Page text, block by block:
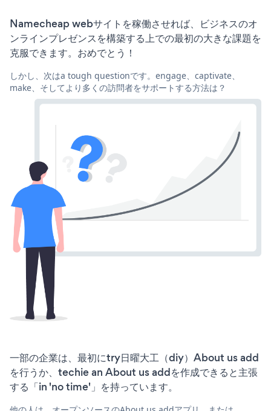
Namecheap webサイトを稼働させれば、ビジネスのオ
ンラインプレゼンスを構築する上での最初の大きな課題を
克服できます。おめでとう！
しかし、次はa tough questionです。engage、captivate、
make、そしてより多くの訪問者をサポートする方法は？
一部の企業は、最初にtry日曜大工（diy）About us add
を行うか、techie an About us addを作成できると主張
する「in 'no time'」を持っています。